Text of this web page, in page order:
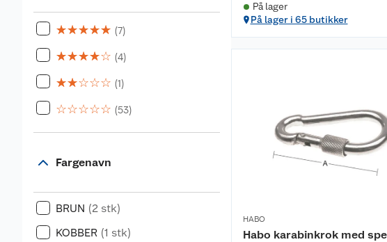
☆☆☆☆☆ (7)
☆☆☆☆☆ (4)
☆☆☆☆☆ (1)
☆☆☆☆☆ (53)
Fargenavn
BRUN (2 stk)
KOBBER (1 stk)
På lager
På lager i 65 butikker
HABO
Habo karabinkrok med